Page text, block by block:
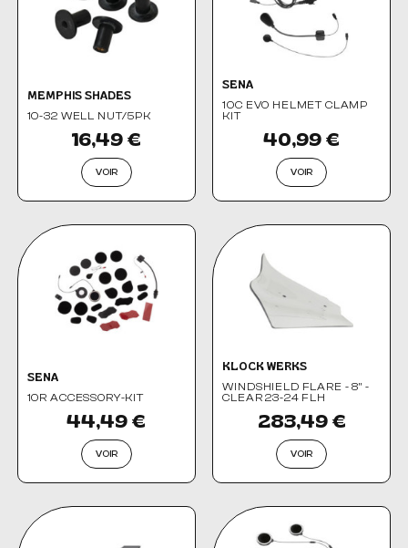
MEMPHIS SHADES
10-32 WELL NUT/5PK
16,49 €
VOIR
SENA
10C EVO HELMET CLAMP
KIT
40,99 €
VOIR
SENA
10R ACCESSORY-KIT
44,49 €
VOIR
KLOCK WERKS
WINDSHIELD FLARE - 8" -
CLEAR 23-24 FLH
283,49 €
VOIR